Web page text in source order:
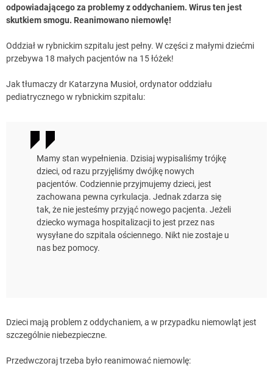
odpowiadającego za problemy z oddychaniem. Wirus ten jest
skutkiem smogu. Reanimowano niemowlę!
Oddział w rybnickim szpitalu jest pełny. W części z małymi dziećmi
przebywa 18 małych pacjentów na 15 łóżek!
Jak tłumaczy dr Katarzyna Musioł, ordynator oddziału
pediatrycznego w rybnickim szpitalu:
Mamy stan wypełnienia. Dzisiaj wypisaliśmy trójkę
dzieci, od razu przyjęliśmy dwójkę nowych
pacjentów. Codziennie przyjmujemy dzieci, jest
zachowana pewna cyrkulacja. Jednak zdarza się
tak, że nie jesteśmy przyjąć nowego pacjenta. Jeżeli
dziecko wymaga hospitalizacji to jest przez nas
wysyłane do szpitala ościennego. Nikt nie zostaje u
nas bez pomocy.
Dzieci mają problem z oddychaniem, a w przypadku niemowląt jest
szczególnie niebezpieczne.
Przedwczoraj trzeba było reanimować niemowlę: